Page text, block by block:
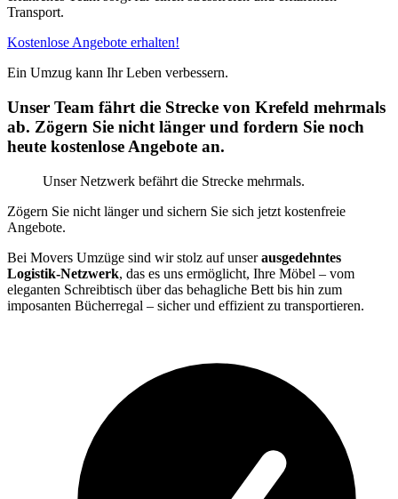
Transport.
Kostenlose Angebote erhalten!
Ein Umzug kann Ihr Leben verbessern.
Unser Team fährt die Strecke von Krefeld mehrmals
ab. Zögern Sie nicht länger und fordern Sie noch
heute kostenlose Angebote an.
Unser Netzwerk befährt die Strecke mehrmals.
Zögern Sie nicht länger und sichern Sie sich jetzt kostenfreie
Angebote.
Bei Movers Umzüge sind wir stolz auf unserausgedehntes
Logistik-Netzwerk, das es uns ermöglicht, Ihre Möbel – vom
eleganten Schreibtisch über das behagliche Bett bis hin zum
imposanten Bücherregal – sicher und effizient zu transportieren.